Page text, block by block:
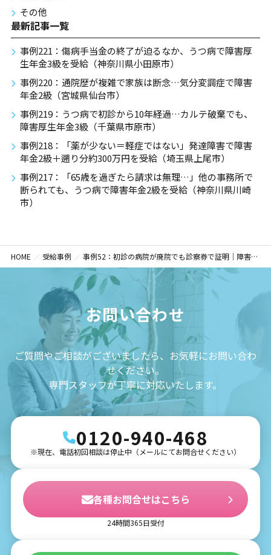
その他
最新記事一覧
事例221：傷病手当金の終了が迫るなか、うつ病で障害厚
生年金3級を受給（神奈川県小田原市）
事例220：通院歴が複雑で家族は断念…気分変調症で障害
年金2級（宮城県仙台市）
事例219：うつ病で初診から10年経過…カルテ破棄でも、
障害厚生年金3級（千葉県市原市）
事例218：「薬が少ない＝軽症ではない」発達障害で障害
年金2級＋遡り分約300万円を受給（埼玉県上尾市）
事例217：「65歳を過ぎたら請求は無理…」他の事務所で
断られても、うつ病で障害年金2級を受給（神奈川県川崎
市）
HOME 受給事例 事例52：初診の病院が廃院でも診察券で証明｜障害基礎年金2級を受給（東京都大田区）
お問い合わせ
ご質問やご相談がございましたら、お気軽にお問い合わ
せください。
専門スタッフが丁寧に対応いたします。
0120-940-468
※現在、電話初回相談は停止中（メールにてお問合せください）
各種お問合せはこちら
24時間365日受付